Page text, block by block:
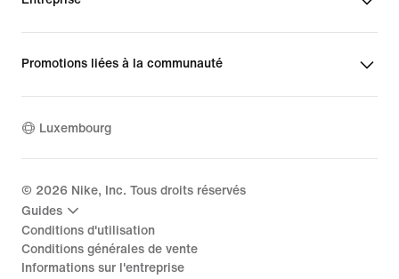
Promotions liées à la communauté
Luxembourg
© 2026 Nike, Inc. Tous droits réservés
Guides
Conditions d'utilisation
Conditions générales de vente
Informations sur l'entreprise